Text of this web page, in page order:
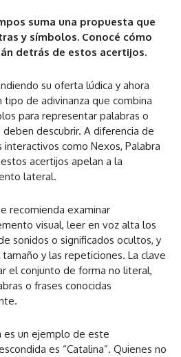
suma una propuesta que
y símbolos. Conocé cómo
detrás de estos acertijos.
su oferta lúdica y ahora
tipo de adivinanza que combina
para representar palabras o
descubrir. A diferencia de
como Nexos, Palabra
acertijos apelan a la
lateral.
recomienda examinar
visual, leer en voz alta los
sonidos o significados ocultos, y
y las repeticiones. La clave
el conjunto de forma no literal,
o frases conocidas
es un ejemplo de este
es “Catalina”. Quienes no